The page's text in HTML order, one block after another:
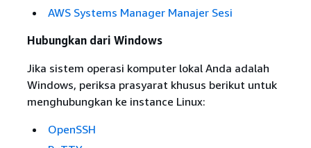
AWS Systems Manager Manajer Sesi
Hubungkan dari Windows
Jika sistem operasi komputer lokal Anda adalah
Windows, periksa prasyarat khusus berikut untuk
menghubungkan ke instance Linux:
OpenSSH